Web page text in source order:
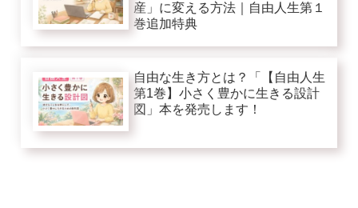
産」に変える方法｜自由人生第１
巻追加特典
自由な生き方とは？「【自由人生
第1巻】小さく豊かに生きる設計
図」本を発売します！